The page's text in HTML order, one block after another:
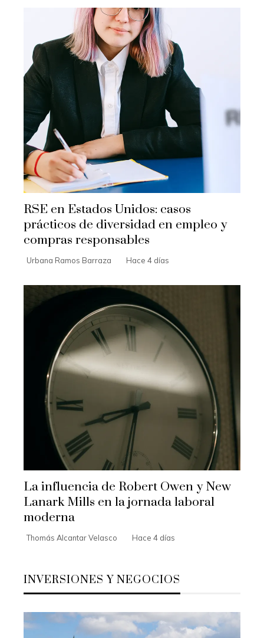
RSE en Estados Unidos: casos
prácticos de diversidad en empleo y
compras responsables
Urbana Ramos Barraza Hace 4 días
La influencia de Robert Owen y New
Lanark Mills en la jornada laboral
moderna
Thomás Alcantar Velasco Hace 4 días
INVERSIONES Y NEGOCIOS